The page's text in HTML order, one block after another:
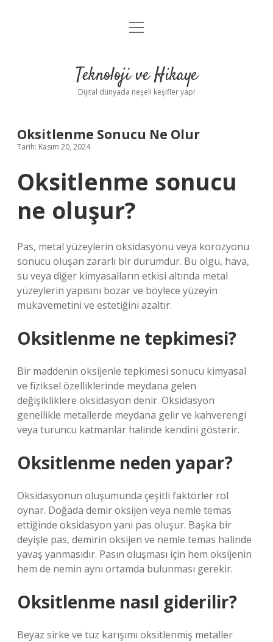
Anasayfa
Yasal Uyarı
menüyü
Teknoloji ve Hikaye
Dijital dünyada neşeli keşifler yap!
Oksitlenme Sonucu Ne Olur
Tarih: Kasım 20, 2024
Oksitlenme sonucu
ne oluşur?
Pas, metal yüzeylerin oksidasyonu veya korozyonu
sonucu oluşan zararlı bir durumdur. Bu olgu, hava,
su veya diğer kimyasalların etkisi altında metal
yüzeylerin yapısını bozar ve böylece yüzeyin
mukavemetini ve estetiğini azaltır.
Oksitlenme ne tepkimesi?
Bir maddenin oksijenle tepkimesi sonucu kimyasal
ve fiziksel özelliklerinde meydana gelen
değişikliklere oksidasyon denir. Oksidasyon
genellikle metallerde meydana gelir ve kahverengi
veya turuncu katmanlar halinde kendini gösterir.
Oksitlenme neden yapar?
Oksidasyonun oluşumunda çeşitli faktörler rol
oynar. Doğada demir oksijen veya nemle temas
ettiğinde oksidasyon yani pas oluşur. Başka bir
deyişle pas, demirin oksijen ve nemle temas halinde
yavaş yanmasıdır. Pasın oluşması için hem oksijenin
hem de nemin aynı ortamda bulunması gerekir.
Oksitlenme nasıl giderilir?
Beyaz sirke ve tuz karışımı oksitlenmiş metaller